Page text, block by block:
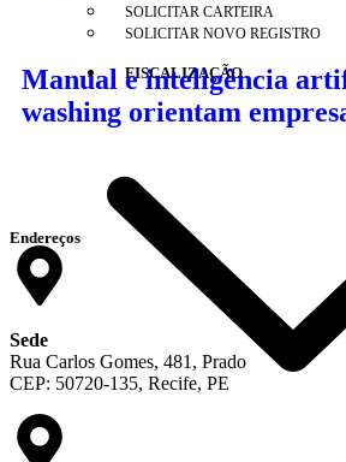
SOLICITAR CARTEIRA
SOLICITAR NOVO REGISTRO
FISCALIZAÇÃO
Manual e inteligência
washing orientam
Endereços
Sede
Rua Carlos Gomes, 481, Prado
CEP: 50720-135, Recife, PE